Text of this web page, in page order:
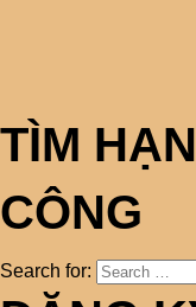
TÌM
CÔNG
Search for: